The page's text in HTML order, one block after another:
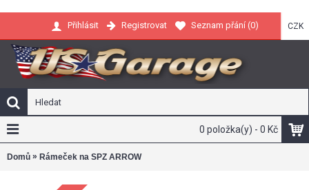
CZK
Přihlásit Registrovat Seznam přání (0)
0 položka(y) - 0 Kč
Domů » Rámeček na SPZ ARROW